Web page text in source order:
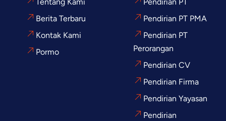
Berita Terbaru
Kontak Kami
Pormo
Pendirian PT PMA
Pendirian PT
Perorangan
Pendirian CV
Pendirian Firma
Pendirian Yayasan
Pendirian